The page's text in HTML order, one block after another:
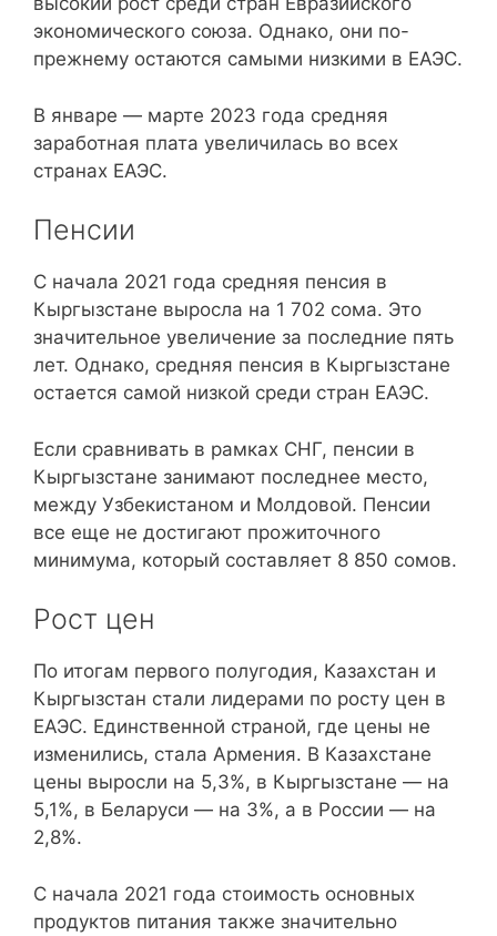
экономического союза. Однако, они по-
прежнему остаются самыми низкими в ЕАЭС.
В январе — марте 2023 года средняя
заработная плата увеличилась во всех
странах ЕАЭС.
Пенсии
С начала 2021 года средняя пенсия в
Кыргызстане выросла на 1 702 сома. Это
значительное увеличение за последние пять
лет. Однако, средняя пенсия в Кыргызстане
остается самой низкой среди стран ЕАЭС.
Если сравнивать в рамках СНГ, пенсии в
Кыргызстане занимают последнее место,
между Узбекистаном и Молдовой. Пенсии
все еще не достигают прожиточного
минимума, который составляет 8 850 сомов.
Рост цен
По итогам первого полугодия, Казахстан и
Кыргызстан стали лидерами по росту цен в
ЕАЭС. Единственной страной, где цены не
изменились, стала Армения. В Казахстане
цены выросли на 5,3%, в Кыргызстане — на
5,1%, в Беларуси — на 3%, а в России — на
2,8%.
С начала 2021 года стоимость основных
продуктов питания также значительно